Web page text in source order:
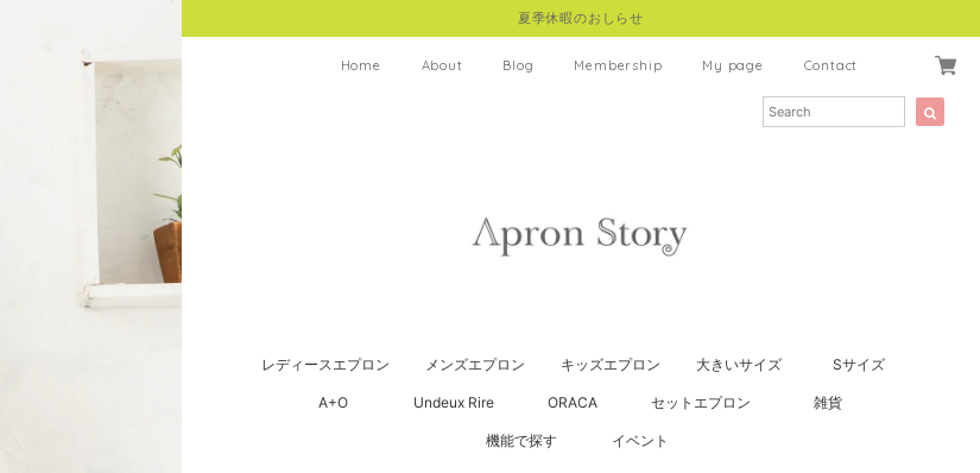
夏季休暇のおしらせ
Home About Blog Membership My page Contact
レディースエプロン メンズエプロン キッズエプロン 大きいサイズ Sサイズ
A+O Undeux Rire ORACA セットエプロン 雑貨
機能で探す イベント